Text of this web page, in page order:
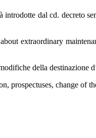
dal cd. decreto
extraordinary
della destinazione
prospectuses, change of